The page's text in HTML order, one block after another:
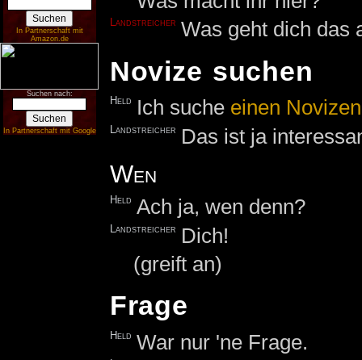
In Partnerschaft mit
Amazon.de
Suchen nach:
In Partnerschaft mit Google
Landstreicher Was geht dich das
Novize suchen
Held Ich suche einen Novizen
Landstreicher Das ist ja
Wen
Held Ach ja, wen denn?
Landstreicher
Dich!
(greift an)
Frage
Held War nur 'ne Frage.